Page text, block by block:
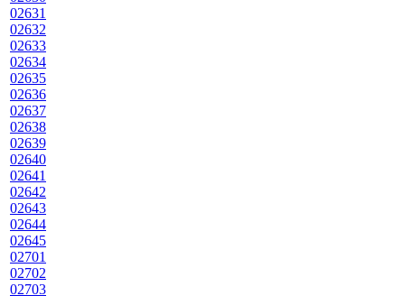
02631
02632
02633
02634
02635
02636
02637
02638
02639
02640
02641
02642
02643
02644
02645
02701
02702
02703